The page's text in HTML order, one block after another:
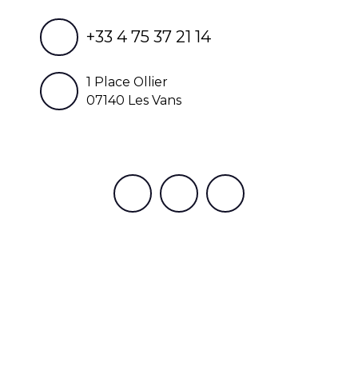
+33 4 75 37 21 14
1 Place Ollier
07140 Les Vans